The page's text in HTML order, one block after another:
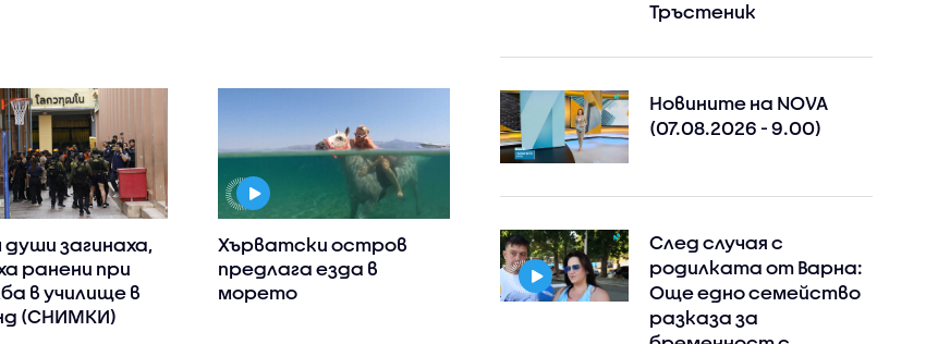
загинаха,
ранени при
в училище в
(СНИМКИ)
Хърватски остров
предлага езда в
морето
Тръстеник
Новините на NOVA
(07.08.2026 - 9.00)
След случая с
родилката от Варна:
Още едно семейство
разказа за